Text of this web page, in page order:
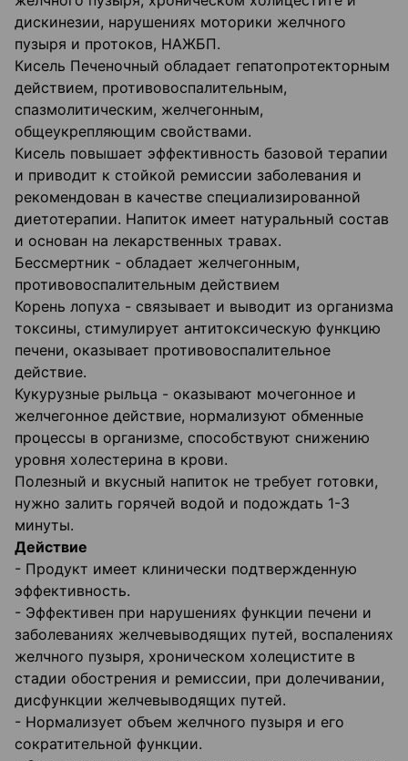
дискинезии, нарушениях моторики желчного
пузыря и протоков, НАЖБП.
Кисель Печеночный обладает гепатопротекторным
действием, противовоспалительным,
спазмолитическим, желчегонным,
общеукрепляющим свойствами.
Кисель повышает эффективность базовой терапии
и приводит к стойкой ремиссии заболевания и
рекомендован в качестве специализированной
диетотерапии. Напиток имеет натуральный состав
и основан на лекарственных травах.
Бессмертник - обладает желчегонным,
противовоспалительным действием
Корень лопуха - связывает и выводит из организма
токсины, стимулирует антитоксическую функцию
печени, оказывает противовоспалительное
действие.
Кукурузные рыльца - оказывают мочегонное и
желчегонное действие, нормализуют обменные
процессы в организме, способствуют снижению
уровня холестерина в крови.
Полезный и вкусный напиток не требует готовки,
нужно залить горячей водой и подождать 1-3
минуты.
Действие
- Продукт имеет клинически подтвержденную
эффективность.
- Эффективен при нарушениях функции печени и
заболеваниях желчевыводящих путей, воспалениях
желчного пузыря, хроническом холецистите в
стадии обострения и ремиссии, при долечивании,
дисфункции желчевыводящих путей.
- Нормализует объем желчного пузыря и его
сократительной функции.